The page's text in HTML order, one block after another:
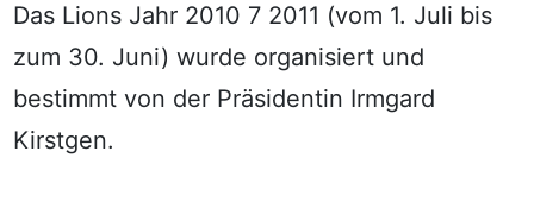
Das Lions Jahr 2010 7 2011 (vom 1. Juli bis
zum 30. Juni) wurde organisiert und
bestimmt von der Präsidentin Irmgard
Kirstgen.